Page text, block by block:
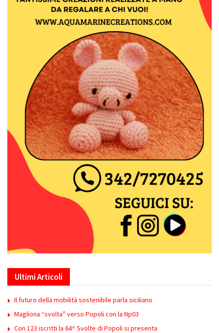
Ultimi Articoli
Il futuro della mobilità sostenibile parla siciliano
Magliona “svolta” verso Popoli con la Np03
Con 123 iscritti la 64^ Svolte di Popoli si presenta